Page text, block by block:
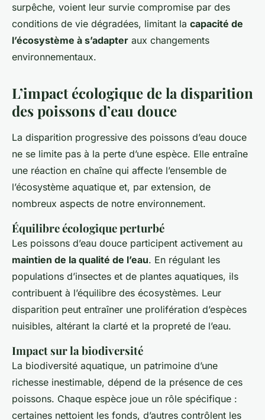
surpêche, voient leur survie compromise par des
conditions de vie dégradées, limitant la capacité de
l’écosystème à s’adapter aux changements
environnementaux.
L’impact écologique de la disparition
des poissons d’eau douce
La disparition progressive des poissons d’eau douce
ne se limite pas à la perte d’une espèce. Elle entraîne
une réaction en chaîne qui affecte l’ensemble de
l’écosystème aquatique et, par extension, de
nombreux aspects de notre environnement.
Équilibre écologique perturbé
Les poissons d’eau douce participent activement au
maintien de la qualité de l’eau. En régulant les
populations d’insectes et de plantes aquatiques, ils
contribuent à l’équilibre des écosystèmes. Leur
disparition peut entraîner une prolifération d’espèces
nuisibles, altérant la clarté et la propreté de l’eau.
Impact sur la biodiversité
La biodiversité aquatique, un patrimoine d’une
richesse inestimable, dépend de la présence de ces
poissons. Chaque espèce joue un rôle spécifique :
certaines nettoient les fonds, d’autres contrôlent les